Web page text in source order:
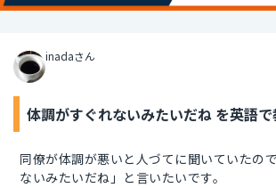
inadaさん
体調がすぐれないみたいだね を英語で
同僚が体調が悪いと人づてに聞いていたの
ないみたいだね」と言いたいです。